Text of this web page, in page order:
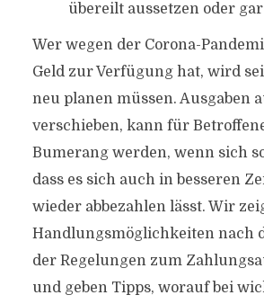
übereilt aussetzen oder
Wer wegen der Corona-
Geld zur Verfügung hat, wird
neu planen müssen. Ausgaben
verschieben, kann für
Bumerang werden, wenn sich
dass es sich auch in besseren
wieder abbezahlen lässt. Wir
Handlungsmöglichkeiten nach
der Regelungen zum
und geben Tipps, worauf bei